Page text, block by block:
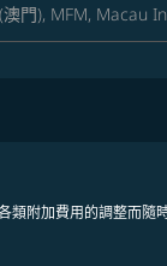
附加費用的調整而隨